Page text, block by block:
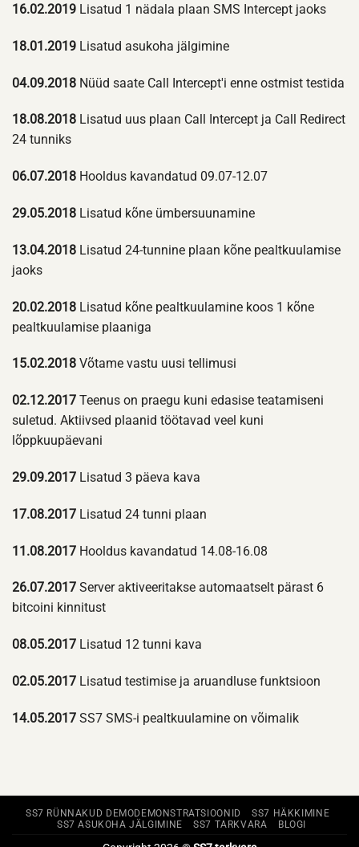
16.02.2019 Lisatud 1 nädala plaan SMS Intercept jaoks
18.01.2019 Lisatud asukoha jälgimine
04.09.2018 Nüüd saate Call Intercept'i enne ostmist testida
18.08.2018 Lisatud uus plaan Call Intercept ja Call Redirect
24 tunniks
06.07.2018 Hooldus kavandatud 09.07-12.07
29.05.2018 Lisatud kõne ümbersuunamine
13.04.2018 Lisatud 24-tunnine plaan kõne pealtkuulamise
jaoks
20.02.2018 Lisatud kõne pealtkuulamine koos 1 kõne
pealtkuulamise plaaniga
15.02.2018 Võtame vastu uusi tellimusi
02.12.2017 Teenus on praegu kuni edasise teatamiseni
suletud. Aktiivsed plaanid töötavad veel kuni
lõppkuupäevani
29.09.2017 Lisatud 3 päeva kava
17.08.2017 Lisatud 24 tunni plaan
11.08.2017 Hooldus kavandatud 14.08-16.08
26.07.2017 Server aktiveeritakse automaatselt pärast 6
bitcoini kinnitust
08.05.2017 Lisatud 12 tunni kava
02.05.2017 Lisatud testimise ja aruandluse funktsioon
14.05.2017 SS7 SMS-i pealtkuulamine on võimalik
SS7 RÜNNAKUD DEMODEMONSTRATSIOONID
SS7 HÄKKIMINE
SS7 ASUKOHA JÄLGIMINE
SS7 TARKVARA BLOGI